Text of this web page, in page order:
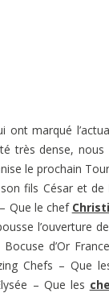
ont marqué
très dense, nous
le prochain
fils César et de
Que le chef
l’ouverture
d’Or
Chefs – Que
– Que les